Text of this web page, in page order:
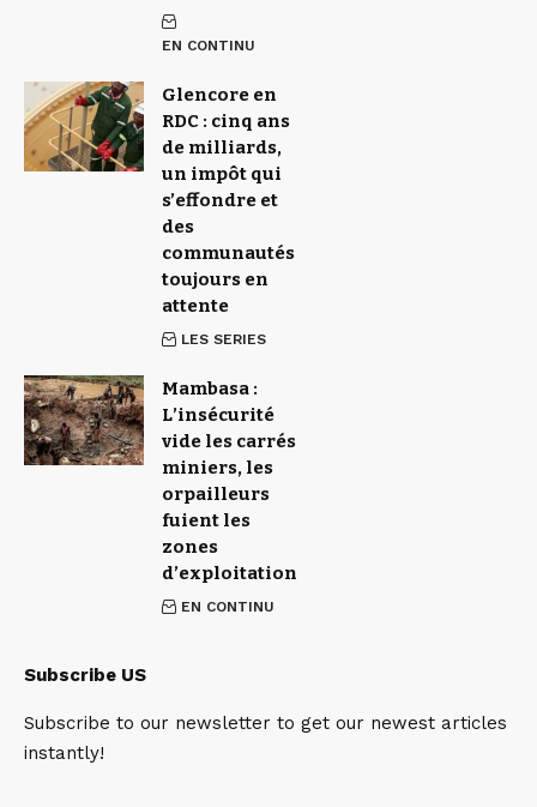
EN CONTINU
Glencore en
RDC : cinq ans
de milliards,
un impôt qui
s’effondre et
des
communautés
toujours en
attente
LES SERIES
Mambasa :
L’insécurité
vide les carrés
miniers, les
orpailleurs
fuient les
zones
d’exploitation
EN CONTINU
Subscribe US
Subscribe to our newsletter to get our newest articles
instantly!